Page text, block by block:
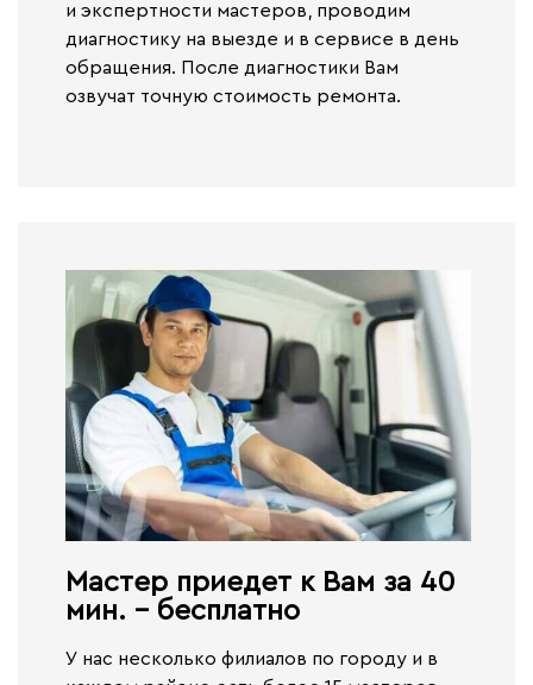
и экспертности мастеров, проводим
диагностику на выезде и в сервисе в день
обращения. После диагностики Вам
озвучат точную стоимость ремонта.
Мастер приедет к Вам за 40
мин. - бесплатно​
У нас несколько филиалов по городу и в